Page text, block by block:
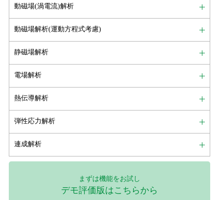
・コンター図、ベクトル図の可視化ができます。
● 解析
・スライドインタフェースにより、互いに運動する物体
を取り扱うことが出来ます。
た解析が出来ます。
■ PHOTOシリーズ専用プリ・ポストと一体型となって
■ 他のPHOTOシリーズモジュールと一体化しているの
流の分布を求めることが出来ます。
■ 電気伝導率、誘電率の電場（電界）依存性をもつ非線
■ 誘電損失及びジュール損の計算をします。
■ キャパシタンスの計算、電気力の計算をおこないま
す。
特徴
■ PHOTOシリーズ専用プリ・ポストと一体型となって
いるため、データ作成から解析、そして結果処理が一連
● VOLTBM : 3次元用モジュール
■ 境界要素法による3次元電場解析用ソフト（電界シミ
動磁場(渦電流)解析
動磁場解析(運動方程式考慮)
静磁場解析
電場解析
熱伝導解析
弾性応力解析
連成解析
まずは機能をお試し
デモ評価版はこちらから